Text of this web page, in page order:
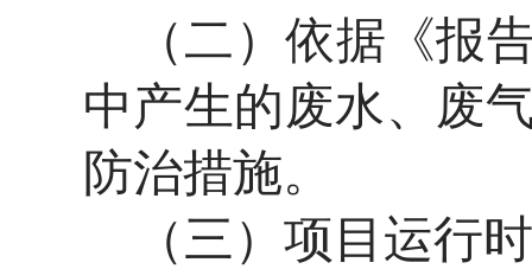
（二）依据《报
中产生的废水、废
防治措施。
（三）项目运行